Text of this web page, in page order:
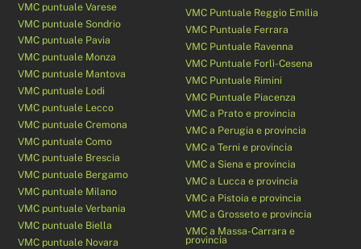
VMC puntuale Varese
VMC puntuale Sondrio
VMC puntuale Pavia
VMC puntuale Monza
VMC puntuale Mantova
VMC puntuale Lodi
VMC puntuale Lecco
VMC puntuale Cremona
VMC puntuale Como
VMC puntuale Brescia
VMC puntuale Bergamo
VMC puntuale Milano
VMC puntuale Verbania
VMC puntuale Biella
VMC puntuale Novara
VMC Puntuale Reggio Emilia
VMC Puntuale Ferrara
VMC Puntuale Ravenna
VMC Puntuale Forlì-Cesena
VMC Puntuale Rimini
VMC Puntuale Piacenza
VMC a Prato e provincia
VMC a Perugia e provincia
VMC a Terni e provincia
VMC a Siena e provincia
VMC a Lucca e provincia
VMC a Pistoia e provincia
VMC a Grosseto e provincia
VMC a Massa-Carrara e
provincia